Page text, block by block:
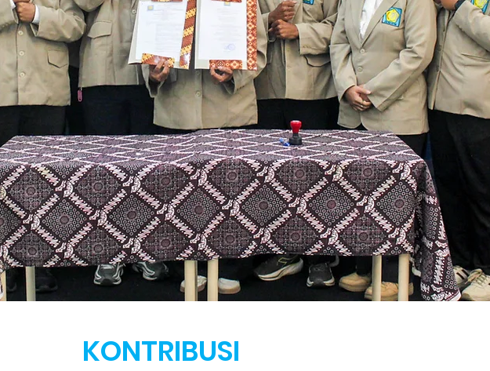
AKSES KE DUNIA TULI
kesetaraan hak penyandang Tuli dalam mengakses segala aspek
di kehidupan bermasyarakat Indonesia
Kontak Kami
KONTRIBUSI